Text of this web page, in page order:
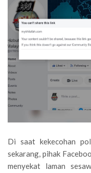
Di saat kekecohan
sekarang, pihak
menyekat laman